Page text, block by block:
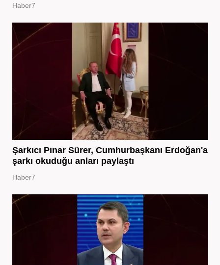
Haber7
Şarkıcı Pınar Sürer, Cumhurbaşkanı Erdoğan'a
şarkı okuduğu anları paylaştı
Haber7